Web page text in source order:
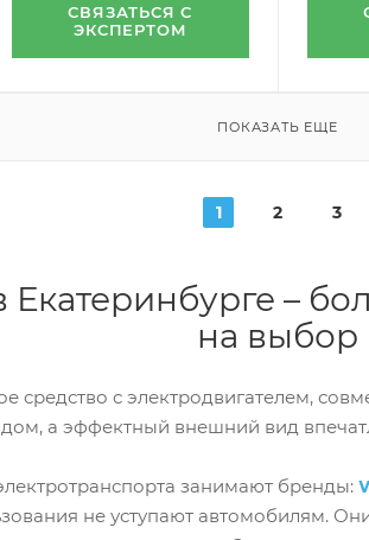
СВЯЗАТЬСЯ С
ЭКСПЕРТОМ
ПОКАЗАТЬ ЕЩЕ
1 2 3
Екатеринбурге –
на выбор
средство с электродвигателем,
а эффектный внешний вид
занимают бренды:
не уступают автомобилям.